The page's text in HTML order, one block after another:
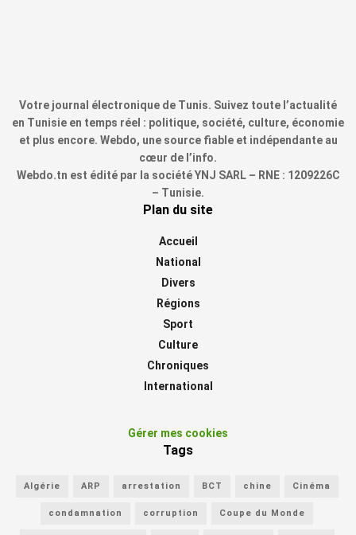
Votre journal électronique de Tunis. Suivez toute l’actualité
en Tunisie en temps réel : politique, société, culture, économie
et plus encore. Webdo, une source fiable et indépendante au
cœur de l’info.
Webdo.tn est édité par la société YNJ SARL – RNE : 1209226C
– Tunisie.
Plan du site
Accueil
National
Divers
Régions
Sport
Culture
Chroniques
International
Gérer mes cookies
Tags
Algérie ARP arrestation BCT chine Cinéma
condamnation corruption Coupe du Monde